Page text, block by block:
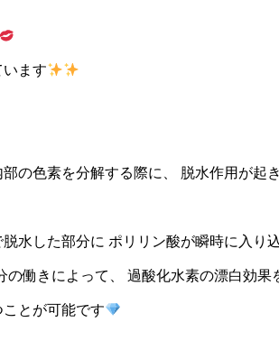
ます
の色素を分解する際に、 脱水作用が起
水した部分に ポリリン酸が瞬時に入り
の働きによって、 過酸化水素の漂白効
とが可能です